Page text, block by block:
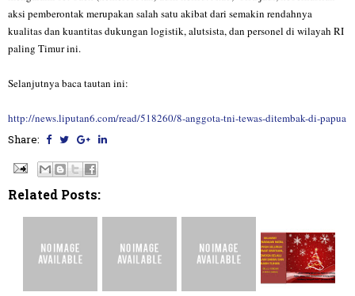
aksi pemberontak merupakan salah satu akibat dari semakin rendahnya
kualitas dan kuantitas dukungan logistik, alutsista, dan personel di wilayah RI
paling Timur ini.
Selanjutnya baca tautan ini:
http://news.liputan6.com/read/518260/8-anggota-tni-tewas-ditembak-di-papua
Share:
Related Posts: